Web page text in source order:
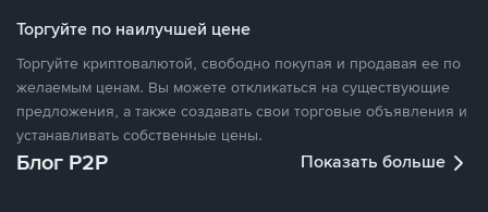
Торгуйте по наилучшей цене
Торгуйте криптовалютой, свободно покупая и продавая ее по
желаемым ценам. Вы можете откликаться на существующие
предложения, а также создавать свои торговые объявления и
устанавливать собственные цены.
Блог P2P Показать больше